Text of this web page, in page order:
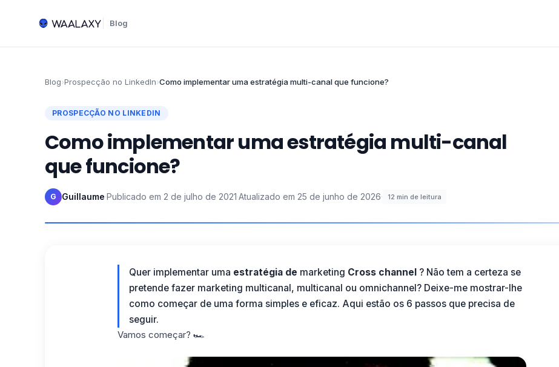
Blog
Blog›Prospecção no LinkedIn›Como implementar uma estratégia multi-canal que funcione?
PROSPECÇÃO NO LINKEDIN
Como implementar uma estratégia multi-canal
que funcione?
G Guillaume·Publicado em 2 de julho de 2021·Atualizado em 25 de junho de 2026· 12 min de leitura
Quer implementar uma estratégia de marketing Cross channel ? Não tem a certeza se
pretende fazer marketing multicanal, multicanal ou omnichannel? Deixe-me mostrar-lhe
como começar de uma forma simples e eficaz. Aqui estão os 6 passos que precisa de
seguir.
Vamos começar? 🏎